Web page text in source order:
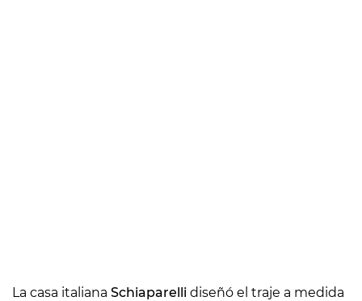
La casa italiana Schiaparelli diseñó el traje a medida